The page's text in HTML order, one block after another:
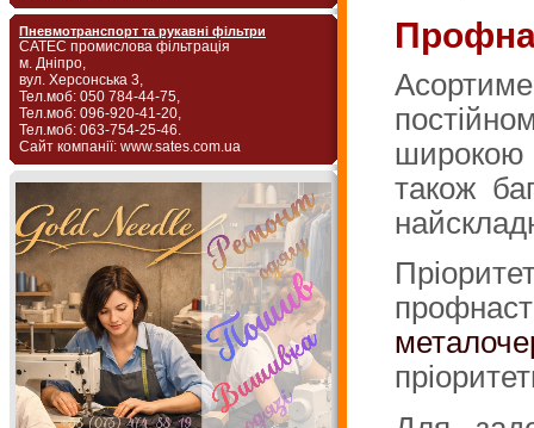
Пневмотранспорт та рукавні фільтри
САТЕС промислова фільтрація
м. Дніпро,
вул. Херсонська 3,
Тел.моб: 050 784-44-75,
Тел.моб: 096-920-41-20,
Тел.моб: 063-754-25-46.
Сайт компанії: www.sates.com.ua
також